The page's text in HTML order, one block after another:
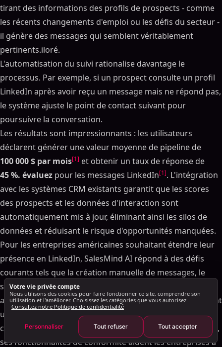
Problèmes avec les méthodes de notation manuelle
Fonctionnement de la notation prédictive des leads
AI et l'apprentissage automatique dans la notation
des leads
Avantages de la notation optimisée par AI
Comparaison de précision et d'efficacité
Mesures de performances côte à côte
Impact sur les ventes de LinkedIn et la génération de
leads B2B
Une sensibilisation plus intelligente de LinkedIn
SalesMind AI dans LinkedIn Sensibilisation
Guide de mise en œuvre pour les entreprises
américaines
Ce dont vous avez besoin avant de commencer
Quand passer de la notation manuelle à la notation
AI
Principaux points à retenir
FAQ
Comment la notation prédictive des leads améliore-
t-elle la portée de LinkedIn pour les ventes de B2B
par rapport aux méthodes traditionnelles ?
De quoi a besoin une entreprise pour se lancer
dans la notation prédictive des leads ?
Comment la notation prédictive des leads améliore-
t-elle l'évolutivité et la précision de la gestion des
leads ?
tirant des informations des profils de prospects - comme
les récents changements d'emploi ou les défis du secteur -
il génère des messages qui semblent véritablement
pertinents.iloré.
L'automatisation du suivi rationalise davantage le
processus. Par exemple, si un prospect consulte un profil
LinkedIn après avoir reçu un message mais ne répond pas,
le système ajuste le point de contact suivant pour
poursuivre la conversation.
Les résultats sont impressionnants : les utilisateurs
déclarent générer une valeur moyenne de pipeline de
100 000 $ par mois[1] et obtenir un taux de réponse de
45 %. évaluez pour les messages LinkedIn[1]. L'intégration
avec les systèmes CRM existants garantit que les scores
des prospects et les données d'interaction sont
automatiquement mis à jour, éliminant ainsi les silos de
données et réduisant le risque d'opportunités manquées.
Pour les entreprises américaines souhaitant étendre leur
présence en LinkedIn, SalesMind AI répond à des défis
courants tels que la création manuelle de messages, le
suivi des suivis et la priorisation des prospects. En
automatisant ces tâches chronophages tout en conservant
une touche personnelle, cela permet aux équipes
commerciales de nouer des relations plus solides. De plus,
ses fonctionnalités de conformité aident les entreprises à
Votre vie privée compte
Nous utilisons des cookies pour faire fonctionner ce site, comprendre son
utilisation et l'améliorer. Choisissez les catégories que vous autorisez.
Consultez notre Politique de confidentialité
Personnaliser Tout refuser Tout accepter